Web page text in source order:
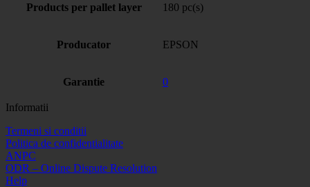
Products per pallet layer 180 pc(s)
Producator EPSON
Garantie 0
Informatii
Termeni si conditii
Politica de confidentialitate
ANPC
ODR – Online Dispute Resolution
Help